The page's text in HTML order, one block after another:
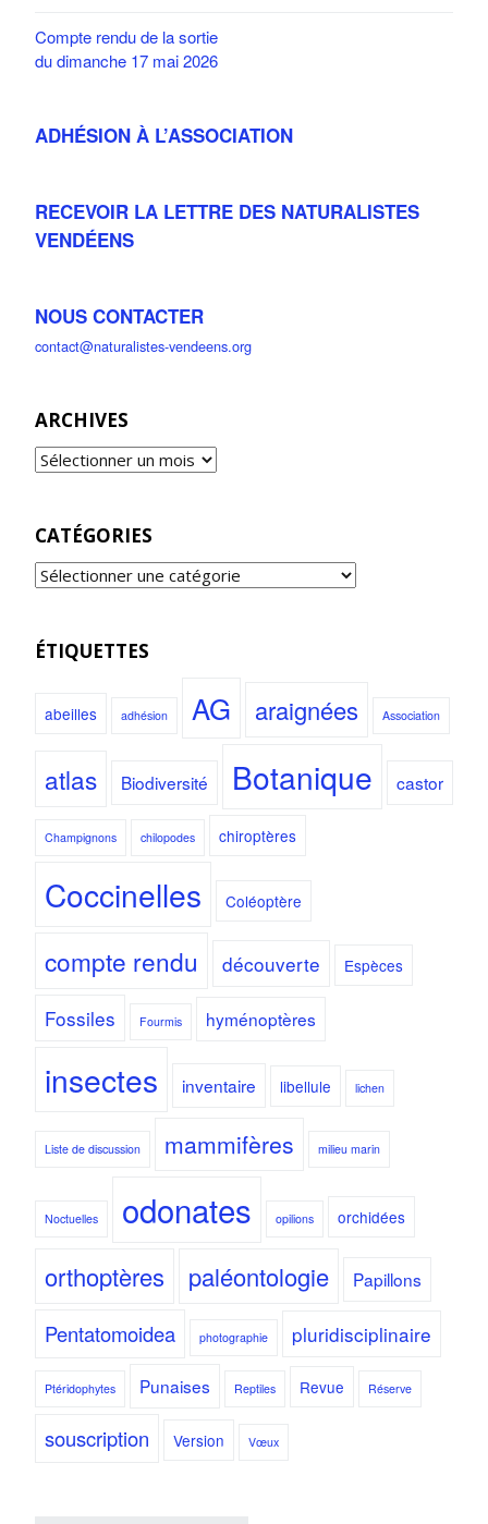
Compte rendu de la sortie
du dimanche 17 mai 2026
ADHÉSION À L’ASSOCIATION
RECEVOIR LA LETTRE DES NATURALISTES
VENDÉENS
NOUS CONTACTER
contact@naturalistes-vendeens.org
ARCHIVES
CATÉGORIES
ÉTIQUETTES
abeilles adhésion AG araignées Association
atlas Biodiversité Botanique castor
Champignons chilopodes chiroptères
Coccinelles Coléoptère
compte rendu découverte Espèces
Fossiles Fourmis hyménoptères
insectes inventaire libellule lichen
Liste de discussion mammifères milieu marin
Noctuelles odonates opilions orchidées
orthoptères paléontologie Papillons
Pentatomoidea photographie pluridisciplinaire
Ptéridophytes Punaises Reptiles Revue Réserve
souscription Version Vœux